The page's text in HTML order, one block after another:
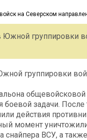
группировки
группировки
задачи. После
действия
момент
снайпера ВСУ, а